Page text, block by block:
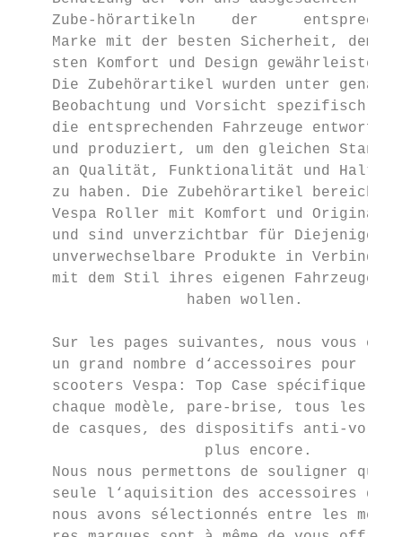
Zube-hörartikeln    der
Marke mit der besten Sicherheit, dem
sten Komfort und Design gewährleistet
Die Zubehörartikel wurden unter
    Beobachtung und Vorsicht spezifisch für
    die entsprechenden Fahrzeuge entworfen
und produziert, um den gleichen
an Qualität, Funktionalität und
    zu haben. Die Zubehörartikel bereichern
Vespa Roller mit Komfort und
und sind unverzichtbar für Diejenigen,
    unverwechselbare Produkte in Verbindung
    mit dem Stil ihres eigenen Fahrzeuges
                   haben wollen.
Sur les pages suivantes, nous vous
    un grand nombre d‘accessoires pour les
    scooters Vespa: Top Case spécifique à
chaque modèle, pare-brise, tous les
de casques, des dispositifs anti-vol
                     plus encore.
    Nous nous permettons de souligner que
    seule l‘aquisition des accessoires que
nous avons sélectionnés entre les